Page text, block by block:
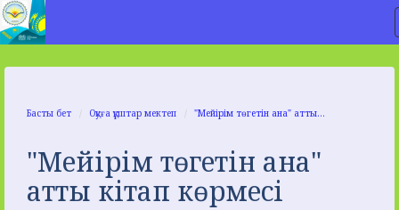
Басты бет Оқуға құштар мектеп "Мейірім төгетін ана" атты...
"Мейірім төгетін ана"
атты кітап көрмесі